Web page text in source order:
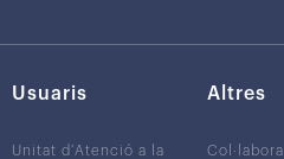
Usuaris
Unitat d’Atenció a la
Altres
Col·labora